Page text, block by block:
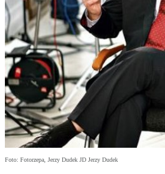
Foto: Fotorzepa, Jerzy Dudek JD Jerzy Dudek